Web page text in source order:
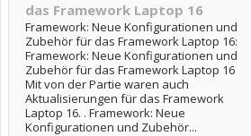
das Framework Laptop 16
Framework: Neue Konfigurationen und
Zubehör für das Framework Laptop 16:
Framework: Neue Konfigurationen und
Zubehör für das Framework Laptop 16
Mit von der Partie waren auch
Aktualisierungen für das Framework
Laptop 16. . Framework: Neue
Konfigurationen und Zubehör...